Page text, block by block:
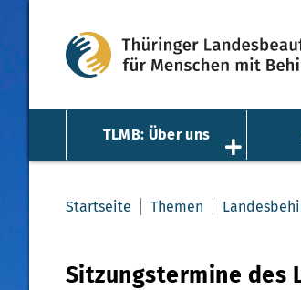
TLMB: Über uns
Startseite Themen
Sitzungstermine des